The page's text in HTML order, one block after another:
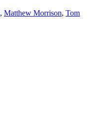
, Matthew Morrison, Tom